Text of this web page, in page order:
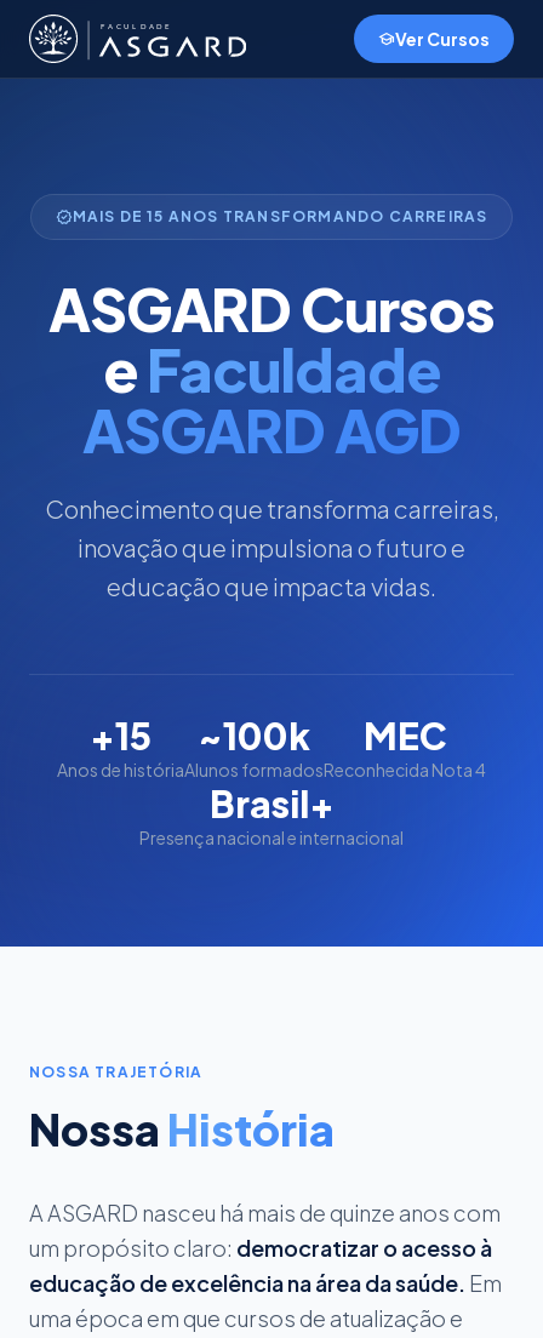
schoolVer Cursos
verifiedMAIS DE 15 ANOS TRANSFORMANDO CARREIRAS
ASGARD Cursos
eFaculdade
ASGARD AGD
Conhecimento que transforma carreiras,
inovação que impulsiona o futuro e
educação que impacta vidas.
+15
Anos de história
~100k
Alunos formados
MEC
Reconhecida Nota 4
Brasil+
Presença nacional e internacional
NOSSA TRAJETÓRIA
Nossa História
A ASGARD nasceu há mais de quinze anos com
um propósito claro: democratizar o acesso à
educação de excelência na área da saúde. Em
uma época em que cursos de atualização e